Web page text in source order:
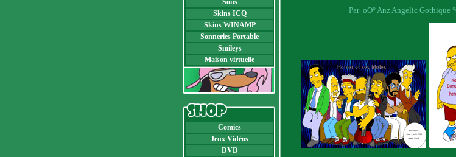
Sons
Skins ICQ
Skins WINAMP
Sonneries Portable
Smileys
Maison virtuelle
Comics
Jeux Vidéos
DVD
Par oO° Anz Angelic Gothique